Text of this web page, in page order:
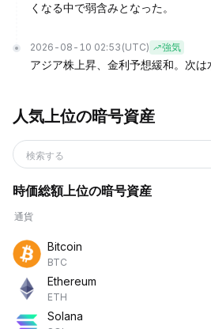
くなる中で弱含みとなった。
2026-08-10 02:53 (UTC) 強気
アジア株上昇、金利予想緩和。次
人気上位の暗号資産
検索する
時価総額上位の暗号資産
通貨
Bitcoin
BTC
Ethereum
ETH
Solana